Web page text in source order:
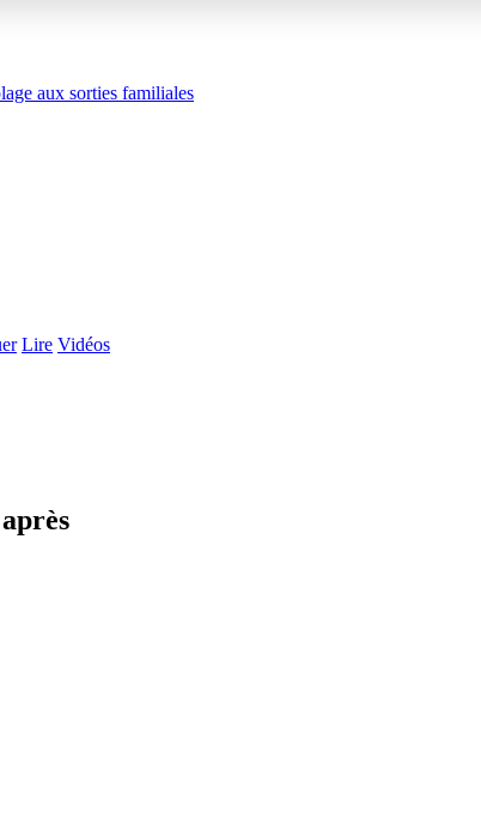
aux sorties familiales
Lire Vidéos